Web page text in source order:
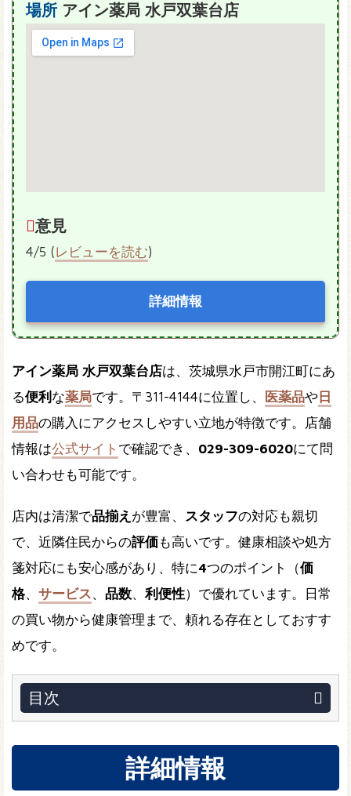
場所 アイン薬局 水戸双葉台店
意見
4/5 (レビューを読む)
詳細情報
アイン薬局 水戸双葉台店は、茨城県水戸市開江町にあ
る便利 な薬局です。〒311-4144に位置し、 医薬品や 日
用品の購入にアクセスしやすい立地が特徴です。店舗
情報は公式サイト で確認でき、 029-309-6020にて問
い合わせも可能です。
店内は清潔で品揃え が豊富、 スタッフの対応も親切
で、近隣住民からの評価も高いです。健康相談や処方
箋対応にも安心感があり、特に4つのポイント（価
格、 サービス、 品数、 利便性）で優れています。日常
の買い物から健康管理まで、頼れる存在としておすす
めです。
目次
詳細情報